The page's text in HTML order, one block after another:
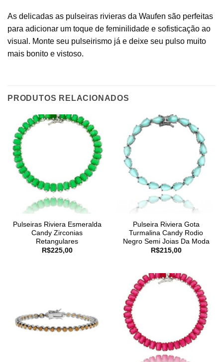
As delicadas as pulseiras rivieras da Waufen são perfeitas
para adicionar um toque de feminilidade e sofisticação ao
visual. Monte seu pulseirismo já e deixe seu pulso muito
mais bonito e vistoso.
PRODUTOS RELACIONADOS
Pulseiras Riviera Esmeralda
Candy Zirconias
Retangulares
R$225,00
Pulseira Riviera Gota
Turmalina Candy Rodio
Negro Semi Joias Da Moda
R$215,00